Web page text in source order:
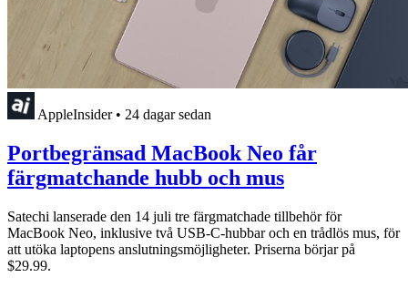
AppleInsider • 24 dagar sedan
Portbegränsad MacBook Neo får
färgmatchande hubb och mus
Satechi lanserade den 14 juli tre färgmatchade tillbehör för
MacBook Neo, inklusive två USB-C-hubbar och en trådlös mus, för
att utöka laptopens anslutningsmöjligheter. Priserna börjar på
$29.99.